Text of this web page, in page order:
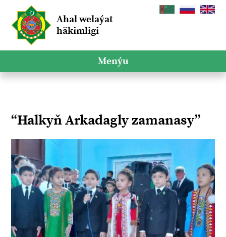
Ahal welaýat
häkimligi
Menýu
“Halkyň Arkadagly zamanasy”